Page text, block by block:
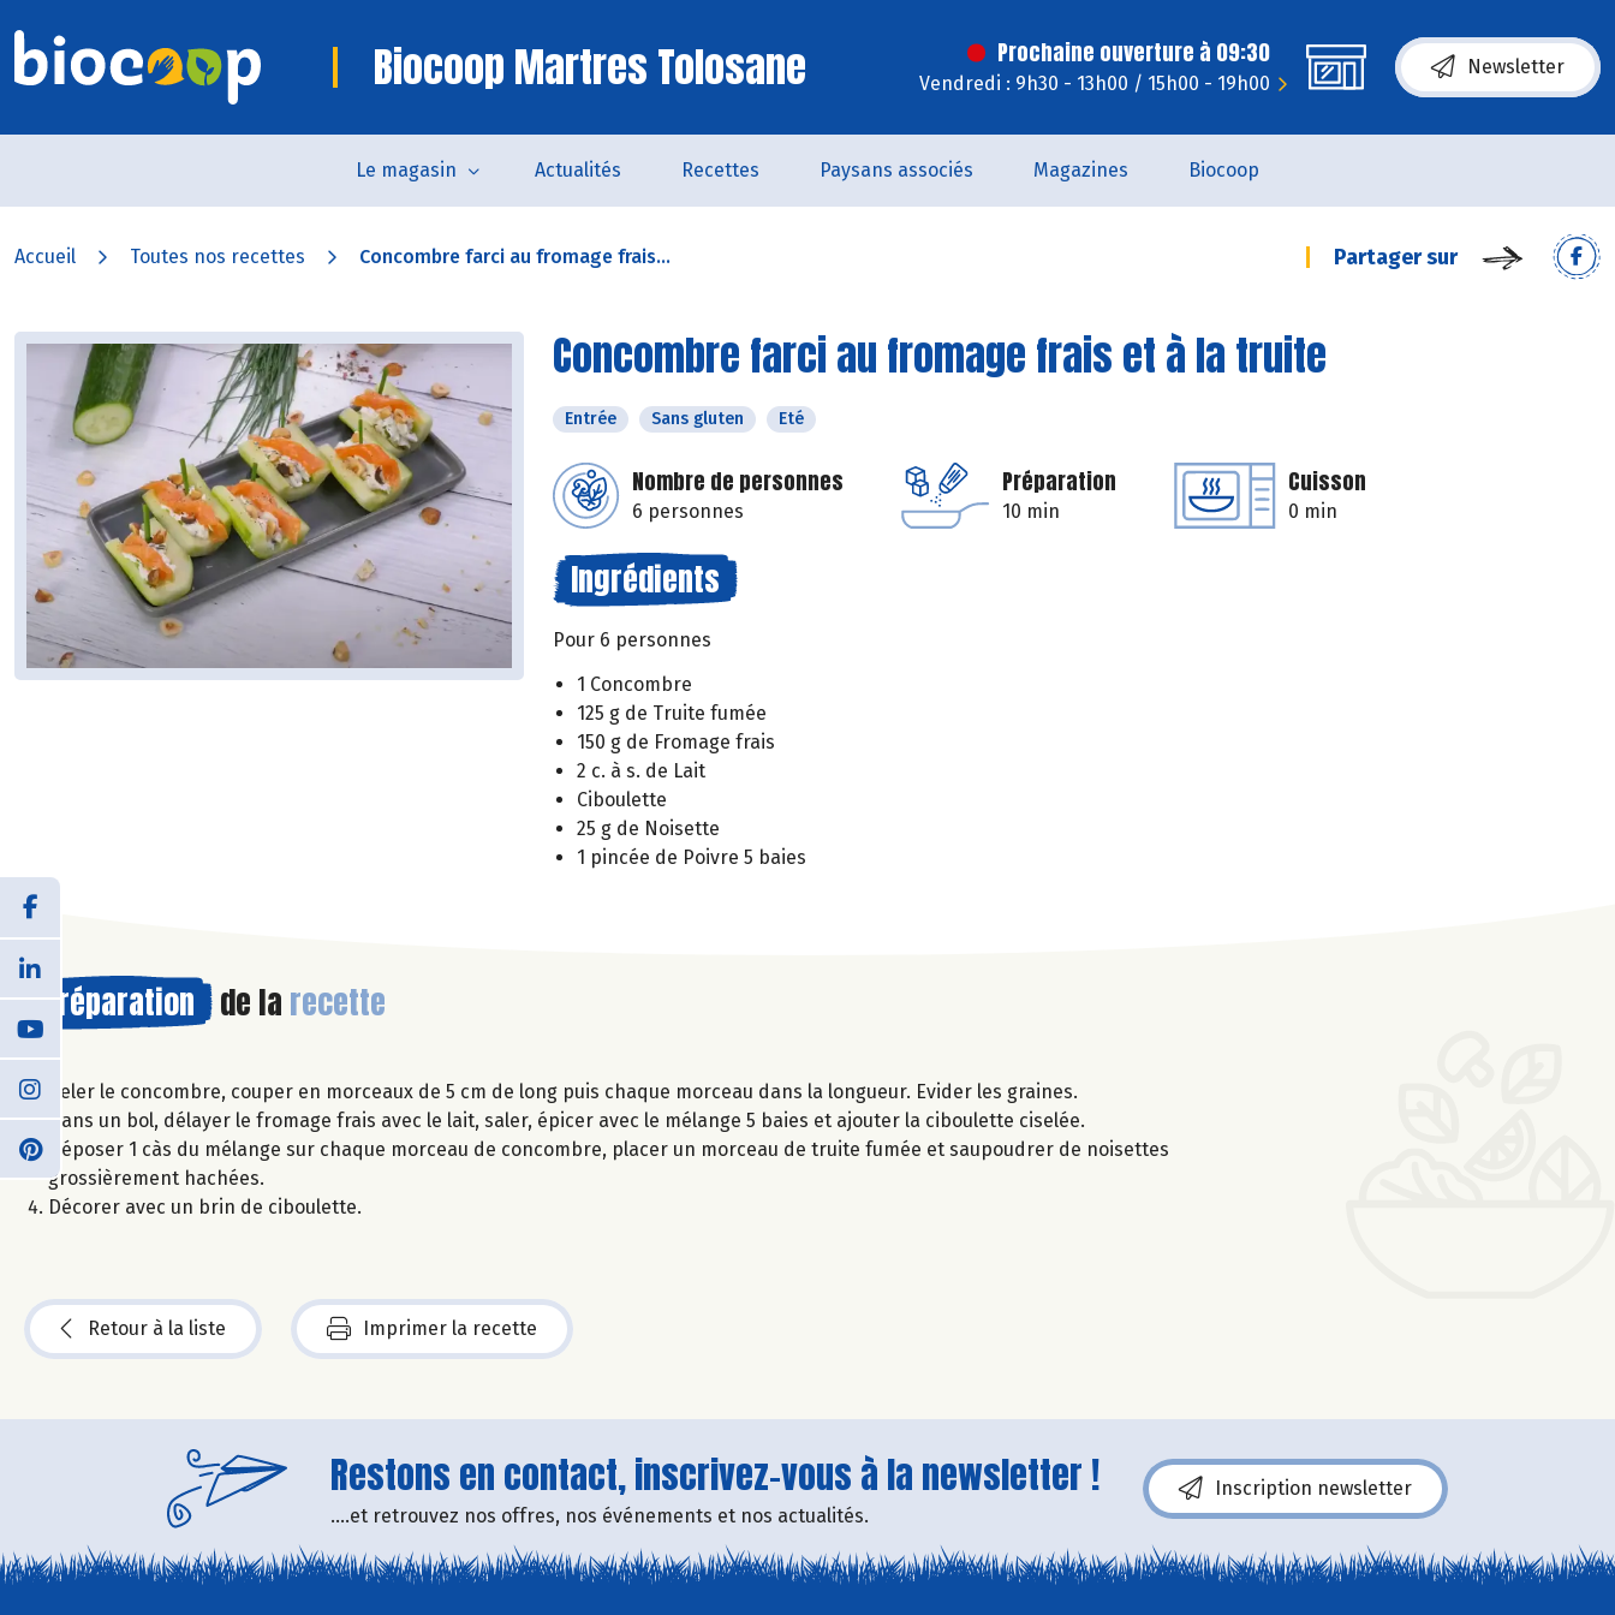
Biocoop Martres Tolosane Prochaine ouverture à 09:30
Vendredi : 9h30 - 13h00 / 15h00 - 19h00
Newsletter
Le magasin Actualités Recettes Paysans associés Magazines Biocoop
Accueil Toutes nos recettes Concombre farci au fromage frais... Partager sur
Concombre farci au fromage frais et à la truite
Entrée Sans gluten Eté
Nombre de personnes
6 personnes
Préparation
10 min
Cuisson
0 min
Ingrédients
Pour 6 personnes
1 Concombre
125 g de Truite fumée
150 g de Fromage frais
2 c. à s. de Lait
Ciboulette
25 g de Noisette
1 pincée de Poivre 5 baies
Préparation de la recette
Peler le concombre, couper en morceaux de 5 cm de long puis chaque morceau dans la longueur. Evider les graines.
Dans un bol, délayer le fromage frais avec le lait, saler, épicer avec le mélange 5 baies et ajouter la ciboulette ciselée.
Déposer 1 càs du mélange sur chaque morceau de concombre, placer un morceau de truite fumée et saupoudrer de noisettes
grossièrement hachées.
Décorer avec un brin de ciboulette.
Retour à la liste Imprimer la recette
Restons en contact, inscrivez-vous à la newsletter !
....et retrouvez nos offres, nos événements et nos actualités.
Inscription newsletter